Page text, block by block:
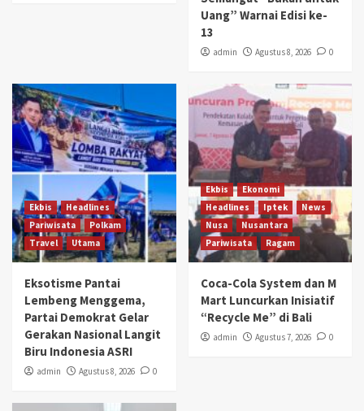
Uang” Warnai Edisi ke-
13
admin Agustus 8, 2026 0
Ekbis
Headlines
Pariwisata
Polkam
Travel
Utama
Eksotisme Pantai
Lembeng Menggema,
Partai Demokrat Gelar
Gerakan Nasional Langit
Biru Indonesia ASRI
admin Agustus 8, 2026 0
Ekbis
Ekonomi
Headlines
Iptek
News
Nusa
Nusantara
Pariwisata
Ragam
Coca-Cola System dan M
Mart Luncurkan Inisiatif
“Recycle Me” di Bali
admin Agustus 7, 2026 0